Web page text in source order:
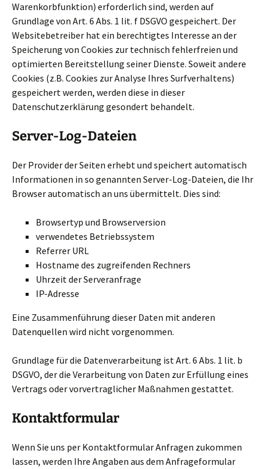
Warenkorbfunktion) erforderlich sind, werden auf
Grundlage von Art. 6 Abs. 1 lit. f DSGVO gespeichert. Der
Websitebetreiber hat ein berechtigtes Interesse an der
Speicherung von Cookies zur technisch fehlerfreien und
optimierten Bereitstellung seiner Dienste. Soweit andere
Cookies (z.B. Cookies zur Analyse Ihres Surfverhaltens)
gespeichert werden, werden diese in dieser
Datenschutzerklärung gesondert behandelt.
Server-Log-Dateien
Der Provider der Seiten erhebt und speichert automatisch
Informationen in so genannten Server-Log-Dateien, die Ihr
Browser automatisch an uns übermittelt. Dies sind:
Browsertyp und Browserversion
verwendetes Betriebssystem
Referrer URL
Hostname des zugreifenden Rechners
Uhrzeit der Serveranfrage
IP-Adresse
Eine Zusammenführung dieser Daten mit anderen
Datenquellen wird nicht vorgenommen.
Grundlage für die Datenverarbeitung ist Art. 6 Abs. 1 lit. b
DSGVO, der die Verarbeitung von Daten zur Erfüllung eines
Vertrags oder vorvertraglicher Maßnahmen gestattet.
Kontaktformular
Wenn Sie uns per Kontaktformular Anfragen zukommen
lassen, werden Ihre Angaben aus dem Anfrageformular